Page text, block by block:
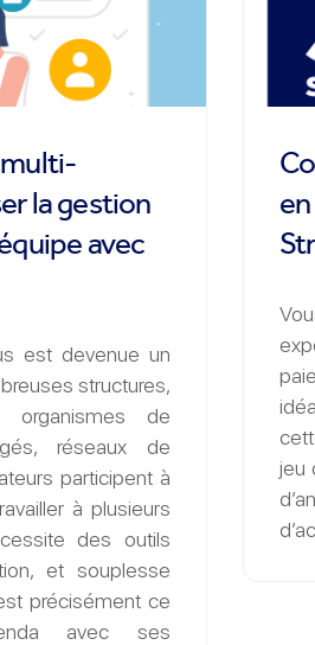
multi-
la gestion
avec
est devenue un
structures,
organismes de
réseaux de
participent à
à plusieurs
des outils
et souplesse
précisément ce
avec ses
jeu